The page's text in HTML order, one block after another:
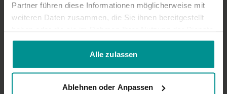
Partner führen diese Informationen möglicherweise mit
weiteren Daten zusammen, die Sie ihnen bereitgestellt
gesammelt haben.
Alle zulassen
Ablehnen oder Anpassen